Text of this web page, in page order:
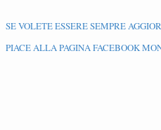
SE VOLETE ESSERE SEMPRE
PIACE ALLA PAGINA FACEBOOK